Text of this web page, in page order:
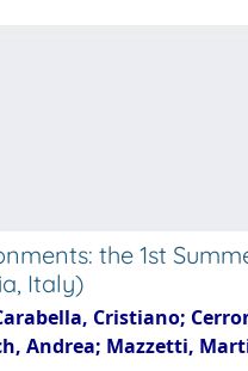
the 1st
Italy)
Cristiano;
Andrea; Mazzetti,